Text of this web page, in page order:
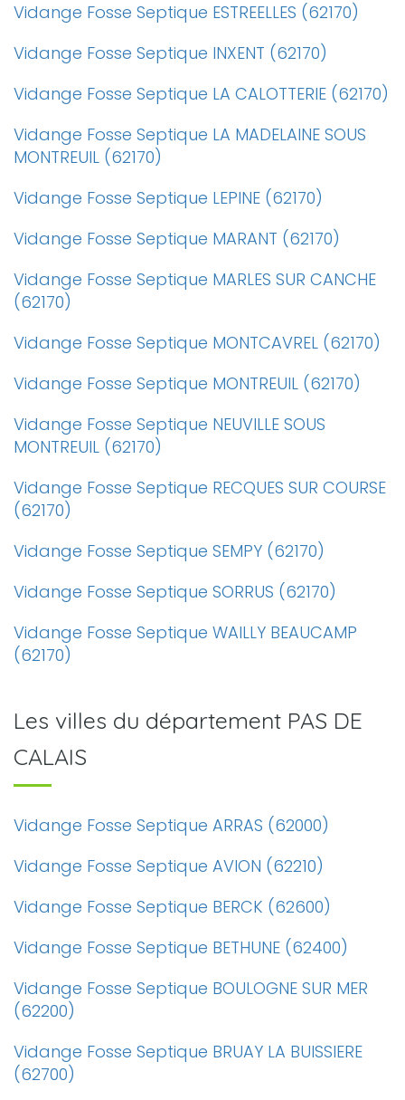
Vidange Fosse Septique ESTREELLES (62170)
Vidange Fosse Septique INXENT (62170)
Vidange Fosse Septique LA CALOTTERIE (62170)
Vidange Fosse Septique LA MADELAINE SOUS
MONTREUIL (62170)
Vidange Fosse Septique LEPINE (62170)
Vidange Fosse Septique MARANT (62170)
Vidange Fosse Septique MARLES SUR CANCHE
(62170)
Vidange Fosse Septique MONTCAVREL (62170)
Vidange Fosse Septique MONTREUIL (62170)
Vidange Fosse Septique NEUVILLE SOUS
MONTREUIL (62170)
Vidange Fosse Septique RECQUES SUR COURSE
(62170)
Vidange Fosse Septique SEMPY (62170)
Vidange Fosse Septique SORRUS (62170)
Vidange Fosse Septique WAILLY BEAUCAMP
(62170)
Les villes du département PAS DE
CALAIS
Vidange Fosse Septique ARRAS (62000)
Vidange Fosse Septique AVION (62210)
Vidange Fosse Septique BERCK (62600)
Vidange Fosse Septique BETHUNE (62400)
Vidange Fosse Septique BOULOGNE SUR MER
(62200)
Vidange Fosse Septique BRUAY LA BUISSIERE
(62700)